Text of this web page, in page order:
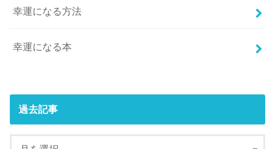
幸運になる方法
幸運になる本
過去記事